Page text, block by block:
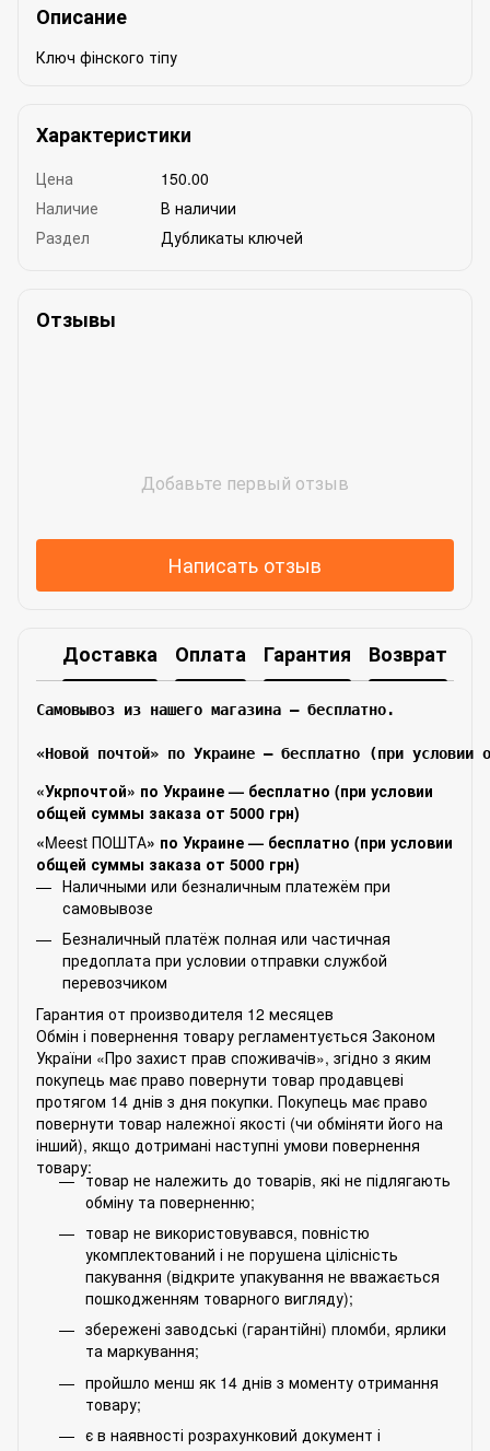
Описание
Ключ фінского тіпу
Характеристики
Цена
150.00
Наличие
В наличии
Раздел
Дубликаты ключей
Отзывы
Добавьте первый отзыв
Написать отзыв
Доставка Оплата Гарантия Возврат
Самовывоз из нашего магазина – бесплатно.
«Новой почтой» по Украине — бесплатно (при условии
«Укрпочтой» по Украине — бесплатно (при условии
общей суммы заказа от 5000 грн)
«Meest ПОШТА» по Украине — бесплатно (при условии
общей суммы заказа от 5000 грн)
Наличными или безналичным платежём при
самовывозе
Безналичный платёж полная или частичная
предоплата при условии отправки службой
перевозчиком
Гарантия от производителя 12 месяцев
Обмін і повернення товару регламентується Законом
України «Про захист прав споживачів», згідно з яким
покупець має право повернути товар продавцеві
протягом 14 днів з дня покупки. Покупець має право
повернути товар належної якості (чи обміняти його на
інший), якщо дотримані наступні умови повернення
товару:
товар не належить до товарів, які не підлягають
обміну та поверненню;
товар не використовувався, повністю
укомплектований і не порушена цілісність
пакування (відкрите упакування не вважається
пошкодженням товарного вигляду);
збережені заводські (гарантійні) пломби, ярлики
та маркування;
пройшло менш як 14 днів з моменту отримання
товару;
є в наявності розрахунковий документ і